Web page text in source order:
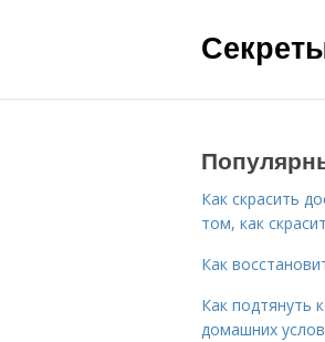
Как скрасить
том, как
Как
Как подтянуть
домашних